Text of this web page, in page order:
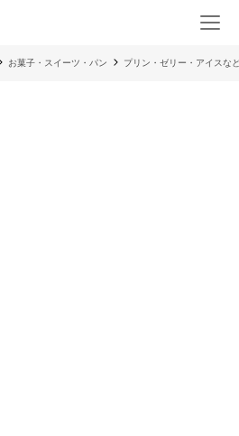
お菓子・スイーツ・パン プリン・ゼリー・アイスな